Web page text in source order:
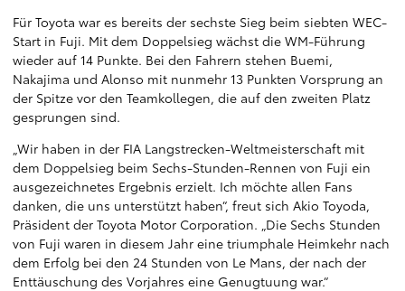
Für Toyota war es bereits der sechste Sieg beim siebten WEC-
Start in Fuji. Mit dem Doppelsieg wächst die WM-Führung
wieder auf 14 Punkte. Bei den Fahrern stehen Buemi,
Nakajima und Alonso mit nunmehr 13 Punkten Vorsprung an
der Spitze vor den Teamkollegen, die auf den zweiten Platz
gesprungen sind.
„Wir haben in der FIA Langstrecken-Weltmeisterschaft mit
dem Doppelsieg beim Sechs-Stunden-Rennen von Fuji ein
ausgezeichnetes Ergebnis erzielt. Ich möchte allen Fans
danken, die uns unterstützt haben“, freut sich Akio Toyoda,
Präsident der Toyota Motor Corporation. „Die Sechs Stunden
von Fuji waren in diesem Jahr eine triumphale Heimkehr nach
dem Erfolg bei den 24 Stunden von Le Mans, der nach der
Enttäuschung des Vorjahres eine Genugtuung war.“